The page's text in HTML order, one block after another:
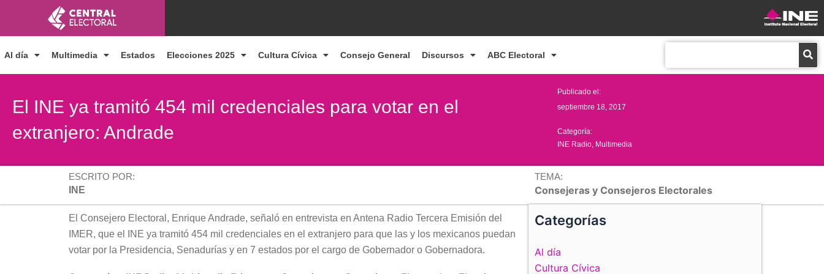
contenido
Al día Multimedia Estados Elecciones 2025 Cultura Cívica Consejo General Discursos ABC Electoral
El INE ya tramitó 454 mil credenciales para votar en el
extranjero: Andrade
Publicado el:
septiembre 18, 2017
Categoría:
INE Radio Multimedia
ESCRITO POR:
INE
TEMA:
Consejeras y Consejeros Electorales
El Consejero Electoral, Enrique Andrade, señaló en entrevista en Antena Radio Tercera Emisión del
IMER, que el INE ya tramitó 454 mil credenciales en el extranjero para que las y los mexicanos puedan
votar por la Presidencia, Senadurías y en 7 estados por el cargo de Gobernador o Gobernadora.
Categorías
Al día
Cultura Cívica